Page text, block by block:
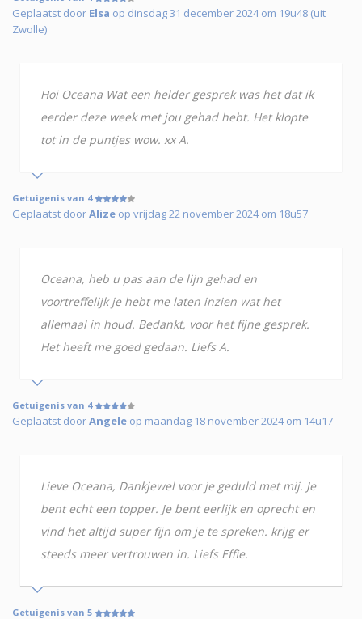
Geplaatst door Elsa op dinsdag 31 december 2024 om 19u48 (uit
Zwolle)
Hoi Oceana Wat een helder gesprek was het dat ik
eerder deze week met jou gehad hebt. Het klopte
tot in de puntjes wow. xx A.
Getuigenis van 4
Geplaatst doorAlize op vrijdag 22 november 2024 om 18u57
Oceana, heb u pas aan de lijn gehad en
voortreffelijk je hebt me laten inzien wat het
allemaal in houd. Bedankt, voor het fijne gesprek.
Het heeft me goed gedaan. Liefs A.
Getuigenis van 4
Geplaatst doorAngele op maandag 18 november 2024 om 14u17
Lieve Oceana, Dankjewel voor je geduld met mij. Je
bent echt een topper. Je bent eerlijk en oprecht en
vind het altijd super fijn om je te spreken. krijg er
steeds meer vertrouwen in. Liefs Effie.
Getuigenis van 5